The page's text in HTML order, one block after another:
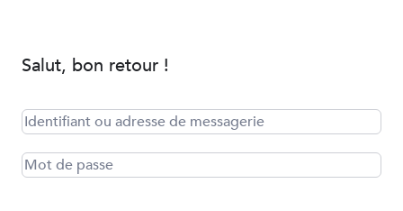
Salut, bon retour !